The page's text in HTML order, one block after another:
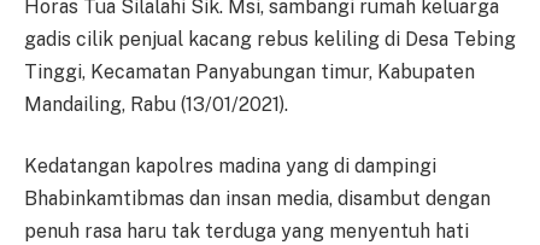
Horas Tua Silalahi Sik. Msi, sambangi rumah keluarga
gadis cilik penjual kacang rebus keliling di Desa Tebing
Tinggi, Kecamatan Panyabungan timur, Kabupaten
Mandailing, Rabu (13/01/2021).
Kedatangan kapolres madina yang di dampingi
Bhabinkamtibmas dan insan media, disambut dengan
penuh rasa haru tak terduga yang menyentuh hati